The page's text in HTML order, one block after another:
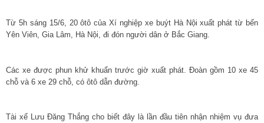
Từ 5h sáng 15/6, 20 ôtô của Xí nghiệp xe buýt Hà Nội xuất phát từ bến
Yên Viên, Gia Lâm, Hà Nội, đi đón người dân ở Bắc Giang.
Các xe được phun khử khuẩn trước giờ xuất phát. Đoàn gồm 10 xe 45
chỗ và 6 xe 29 chỗ, có ôtô dẫn đường.
Tài xế Lưu Đăng Thắng cho biết đây là lần đầu tiên nhận nhiệm vụ đưa